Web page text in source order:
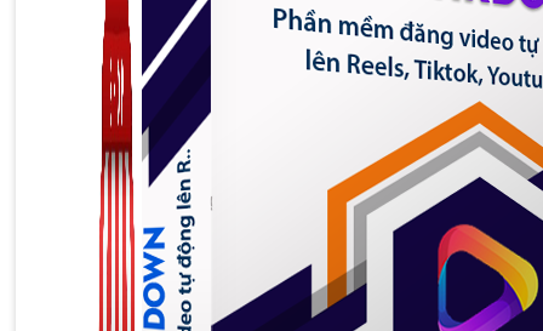
Zalo Marketing
104 bài viết
New